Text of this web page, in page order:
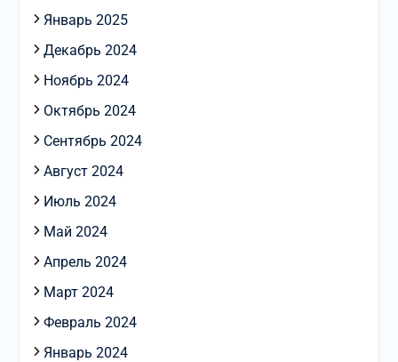
Январь 2025
Декабрь 2024
Ноябрь 2024
Октябрь 2024
Сентябрь 2024
Август 2024
Июль 2024
Май 2024
Апрель 2024
Март 2024
Февраль 2024
Январь 2024